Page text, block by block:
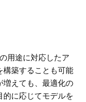
用途に対応したア
構築することも可能
増えても、最適化の
に応じてモデルを